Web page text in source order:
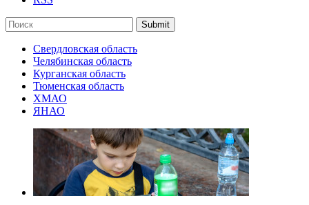
Submit
Свердловская область
Челябинская область
Курганская область
Тюменская область
ХМАО
ЯНАО